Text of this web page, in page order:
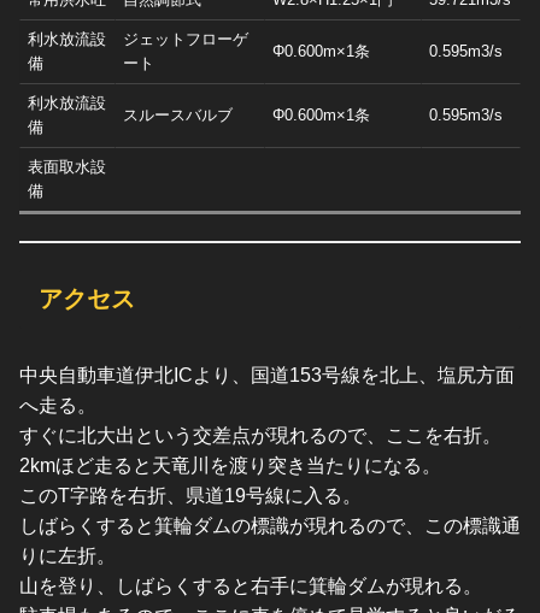
利水放流設
備
ジェットフローゲ
ート
Φ0.600m×1条 0.595m3/s
利水放流設
備
スルースバルブ Φ0.600m×1条 0.595m3/s
表面取水設
備
アクセス
中央自動車道伊北ICより、国道153号線を北上、塩尻方面
へ走る。
すぐに北大出という交差点が現れるので、ここを右折。
2kmほど走ると天竜川を渡り突き当たりになる。
このT字路を右折、県道19号線に入る。
しばらくすると箕輪ダムの標識が現れるので、この標識通
りに左折。
山を登り、しばらくすると右手に箕輪ダムが現れる。